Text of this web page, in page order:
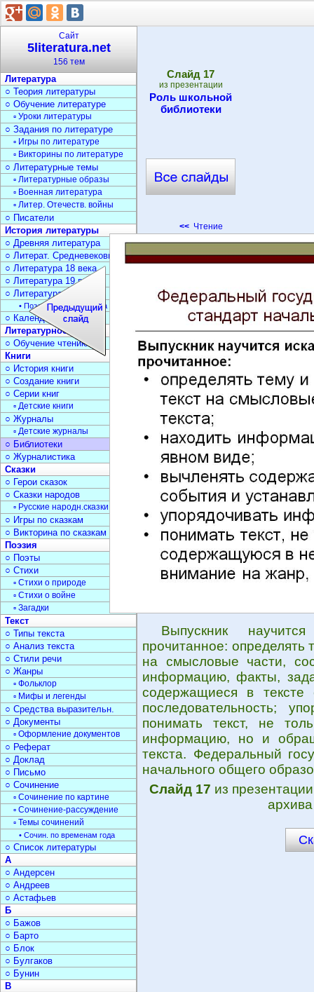
Cлайд 17
из презентации
Роль школьной
библиотеки
<< Чтение
Выпускник
прочитанное: определять
на смысловые части,
информацию, факты,
содержащиеся в тексте
последовательность;
понимать текст, не
информацию, но и
текста. Федеральный
начального общего
Слайд 17 из
Сайт
5literatura.net
156 тем
Литература
○ Теория литературы
○ Обучение литературе
▫ Уроки литературы
○ Задания по литературе
▫ Игры по литературе
▫ Викторины по литературе
○ Литературные темы
▫ Литературные образы
▫ Военная литература
▫ Литер. Отечеств. войны
○ Писатели
История литературы
○ Древняя литература
○ Литерат. Средневековья
○ Литература 18 века
○ Литература 19 века
○ Литература 20 века
• Поэзия Серебрян. века
○ Календарь дат
Литературное чтение
○ Обучение чтению
Книги
○ История книги
○ Создание книги
○ Серии книг
▫ Детские книги
○ Журналы
▫ Детские журналы
○ Библиотеки
○ Журналистика
Сказки
○ Герои сказок
○ Сказки народов
▫ Русские народн.сказки
○ Игры по сказкам
○ Викторина по сказкам
Поэзия
○ Поэты
○ Стихи
▫ Стихи о природе
▫ Стихи о войне
▫ Загадки
Текст
○ Типы текста
○ Анализ текста
○ Стили речи
○ Жанры
▫ Фольклор
▫ Мифы и легенды
○ Средства выразительн.
○ Документы
▫ Оформление документов
○ Реферат
○ Доклад
○ Письмо
○ Сочинение
▫ Сочинение по картине
▫ Сочинение-рассуждение
▫ Темы сочинений
• Сочин. по временам года
○ Список литературы
А
○ Андерсен
○ Андреев
○ Астафьев
Б
○ Бажов
○ Барто
○ Блок
○ Булгаков
○ Бунин
В